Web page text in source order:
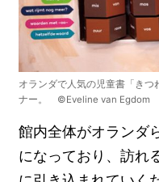
オランダで人気の児童書「き
ナー。 ©Eveline van Egdom
館内全体がオランダ
になっており、訪れ